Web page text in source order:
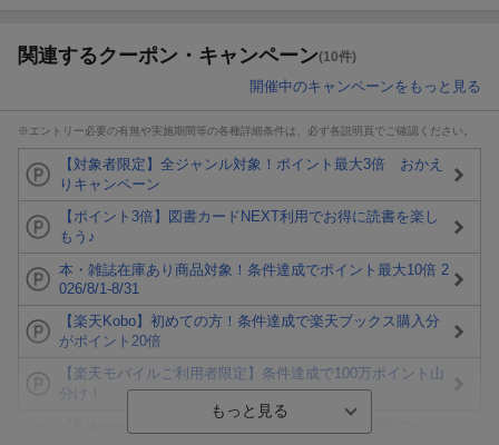
関連するクーポン・キャンペーン(10件)
開催中のキャンペーンをもっと見る
※エントリー必要の有無や実施期間等の各種詳細条件は、必ず各説明頁でご確認ください。
【対象者限定】全ジャンル対象！ポイント最大3倍 おかえ
りキャンペーン
【ポイント3倍】図書カードNEXT利用でお得に読書を楽し
もう♪
本・雑誌在庫あり商品対象！条件達成でポイント最大10倍 2
026/8/1-8/31
【楽天Kobo】初めての方！条件達成で楽天ブックス購入分
がポイント20倍
【楽天モバイルご利用者限定】条件達成で100万ポイント山
分け！